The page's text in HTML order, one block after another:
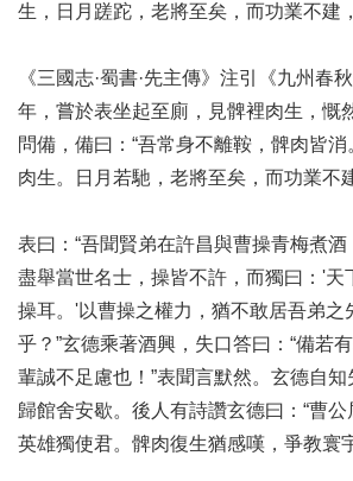
生，日月蹉跎，老將至矣，而功業不建
《三國志·蜀書·先主傳》注引《九州春
年，嘗於表坐起至廁，見髀裡肉生，慨
問備，備曰：“吾常身不離鞍，髀肉皆
肉生。日月若馳，老將至矣，而功業不
表曰：“吾聞賢弟在許昌與曹操青梅煮
盡舉當世名士，操皆不許，而獨曰：'天
操耳。'以曹操之權力，猶不敢居吾弟之
乎？”玄德乘著酒興，失口答曰：“備若
輩誠不足慮也！”表聞言默然。玄德自知
歸館舍安歇。後人有詩讚玄德曰：“曹
英雄獨使君。髀肉復生猶感嘆，爭教寰